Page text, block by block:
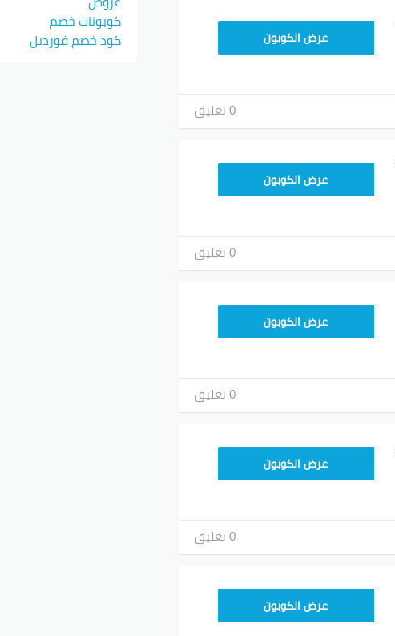
عرض الكوبون
0 تعليق
عرض الكوبون
0 تعليق
عرض الكوبون
0 تعليق
عرض الكوبون
0 تعليق
عرض الكوبون
كوبونات خصم
كود خصم فورديل